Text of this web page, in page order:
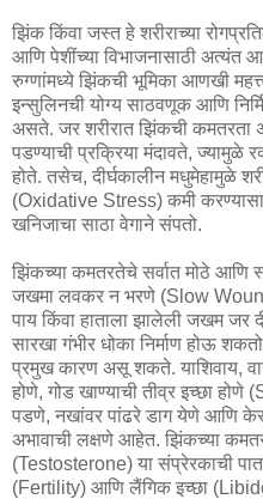
झिंक किंवा जस्त हे शरीराच्या
आणि पेशींच्या विभाजनासाठी
रुग्णांमध्ये झिंकची भूमिका आणखी
इन्सुलिनची योग्य साठवणूक आणि
असते. जर शरीरात झिंकची कमतरता
पडण्याची प्रक्रिया मंदावते,
होते. तसेच, दीर्घकालीन मधुमेहामुळे
(Oxidative Stress) कमी
खनिजाचा साठा वेगाने संपतो.
झिंकच्या कमतरतेचे सर्वात मोठे आणि
जखमा लवकर न भरणे (Slow
पाय किंवा हाताला झालेली जखम जर
सारखा गंभीर धोका निर्माण होऊ
प्रमुख कारण असू शकते. याशिवाय,
होणे, गोड खाण्याची तीव्र इच्छा
पडणे, नखांवर पांढरे डाग येणे आणि
अभावाची लक्षणे आहेत. झिंकच्या
(Testosterone) या संप्रेरकाची
(Fertility) आणि लैंगिक इच्छा